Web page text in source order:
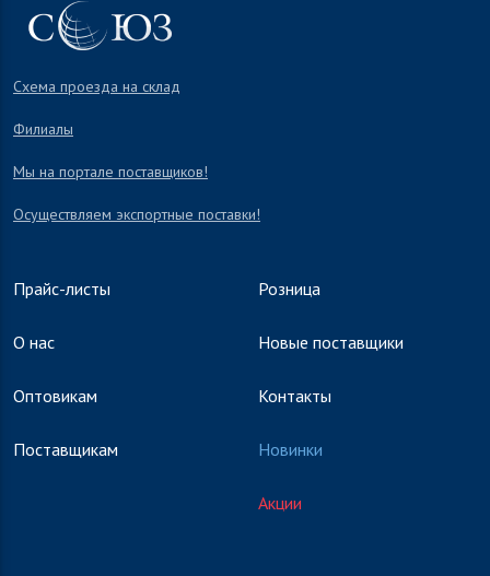
Схема проезда на склад
Филиалы
Мы на портале поставщиков!
Осуществляем экспортные поставки!
Прайс-листы
О нас
Оптовикам
Поставщикам
Розница
Новые поставщики
Контакты
Новинки
Акции